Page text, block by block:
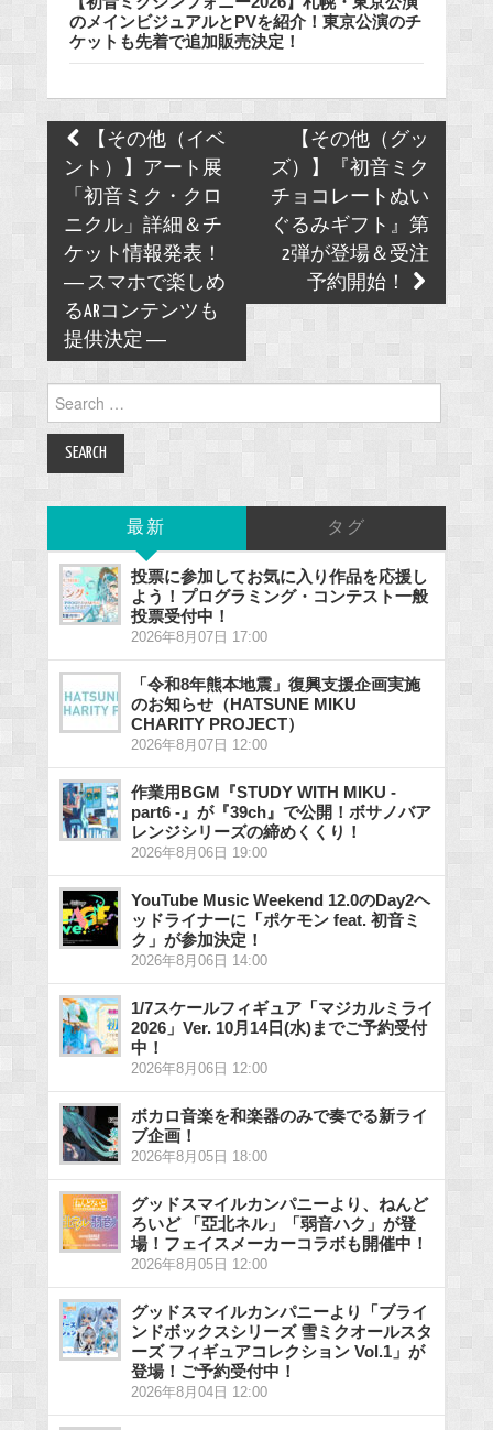
のメインビジュアルとPVを紹介！東京公演のチ
ケットも先着で追加販売決定！
Post
navigation
【その他（イベ
ント）】アート展
「初音ミク・クロ
ニクル」詳細＆チ
ケット情報発表！
― スマホで楽しめ
るARコンテンツも
提供決定 ―
【その他（グッ
ズ）】『初音ミク
チョコレートぬい
ぐるみギフト』第
2弾が登場＆受注
予約開始！
for:
最新 タグ
投票に参加してお気に入り作品を応援し
よう！プログラミング・コンテスト一般
投票受付中！
2026年8月07日 17:00
「令和8年熊本地震」復興支援企画実施
のお知らせ（HATSUNE MIKU
CHARITY PROJECT）
2026年8月07日 12:00
作業用BGM『STUDY WITH MIKU -
part6 -』が『39ch』で公開！ボサノバア
レンジシリーズの締めくくり！
2026年8月06日 19:00
YouTube Music Weekend 12.0のDay2ヘ
ッドライナーに「ポケモン feat. 初音ミ
ク」が参加決定！
2026年8月06日 14:00
1/7スケールフィギュア「マジカルミライ
2026」Ver. 10月14日(水)までご予約受付
中！
2026年8月06日 12:00
ボカロ音楽を和楽器のみで奏でる新ライ
ブ企画！
2026年8月05日 18:00
グッドスマイルカンパニーより、ねんど
ろいど 「亞北ネル」「弱音ハク」が登
場！フェイスメーカーコラボも開催中！
2026年8月05日 12:00
グッドスマイルカンパニーより「ブライ
ンドボックスシリーズ 雪ミクオールスタ
ーズ フィギュアコレクション Vol.1」が
登場！ご予約受付中！
2026年8月04日 12:00